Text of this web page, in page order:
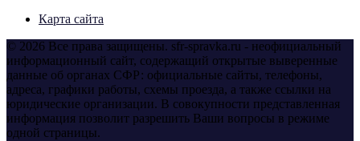
Карта сайта
© 2026 Все права защищены. sfr-spravka.ru - неофициальный
информационный сайт, содержащий открытые выверенные
данные об органах СФР: официальные сайты, телефоны,
адреса, графики работы, схемы проезда, а также ссылки на
юридические организации. В совокупности представленная
информация позволит разрешить Ваши вопросы в режиме
одной страницы.